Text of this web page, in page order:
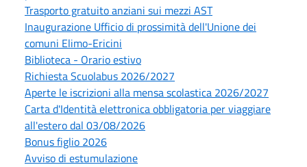
Trasporto gratuito anziani sui mezzi AST
Inaugurazione Ufficio di prossimità dell'Unione dei
comuni Elimo-Ericini
Biblioteca - Orario estivo
Richiesta Scuolabus 2026/2027
Aperte le iscrizioni alla mensa scolastica 2026/2027
Carta d'Identità elettronica obbligatoria per viaggiare
all'estero dal 03/08/2026
Bonus figlio 2026
Avviso di estumulazione